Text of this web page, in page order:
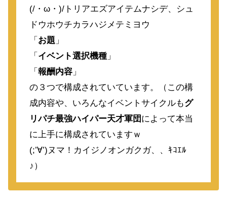
(/・ω・)/トリアエズアイテムナシデ、シュ
ドウホウチカラハジメテミヨウ
「 お題 」
「 イベント選択機種」
「 報酬内容」
の３つで構成されていています。（この構
成内容や、いろんなイベントサイクルもグ
リパチ最強ハイパー天才軍団 によって本当
に上手に構成されていますｗ
(;’∀’)ヌマ！カイジノオンガクガ、、ｷｺｴﾙ
♪）